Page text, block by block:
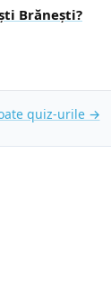
Brănești?
quiz-urile →